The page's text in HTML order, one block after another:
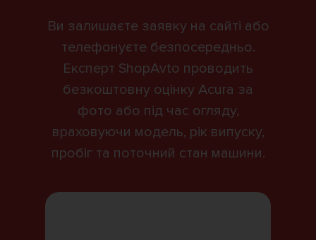
Ви залишаєте заявку на сайті або
телефонуєте безпосередньо.
Експерт ShopAvto проводить
безкоштовну оцінку Acura за
фото або під час огляду,
враховуючи модель, рік випуску,
пробіг та поточний стан машини.